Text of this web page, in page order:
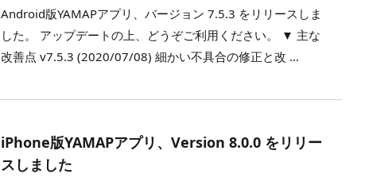
Android版YAMAPアプリ、バージョン 7.5.3 をリリースしま
した。 アップデートの上、どうぞご利用ください。 ▼ 主な
改善点 v7.5.3 (2020/07/08) 細かい不具合の修正と改 …
iPhone版YAMAPアプリ、Version 8.0.0 をリリー
スしました